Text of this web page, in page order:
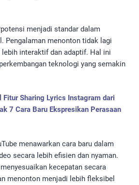
menjadi standar dalam
Pengalaman menonton tidak lagi
interaktif dan adaptif. Hal ini
teknologi yang semakin
Fitur Sharing Lyrics Instagram dari
7 Cara Baru Ekspresikan Perasaan
menawarkan cara baru dalam
secara lebih efisien dan nyaman.
kecepatan secara
menonton menjadi lebih fleksibel